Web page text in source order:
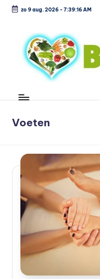
zo 9 aug. 2026- 7:39:17 AM
o
o
g
is
c
h
e
v
o
en
voordelig
Voeten